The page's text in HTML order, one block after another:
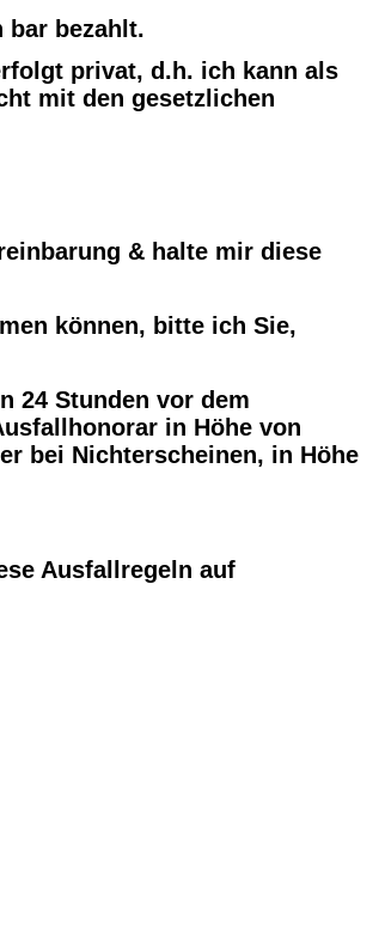
bar bezahlt.
privat, d.h. ich kann als
mit den gesetzlichen
& halte mir diese
können, bitte ich Sie,
24 Stunden vor dem
in Höhe von
bei Nichterscheinen, in Höhe
Ausfallregeln auf